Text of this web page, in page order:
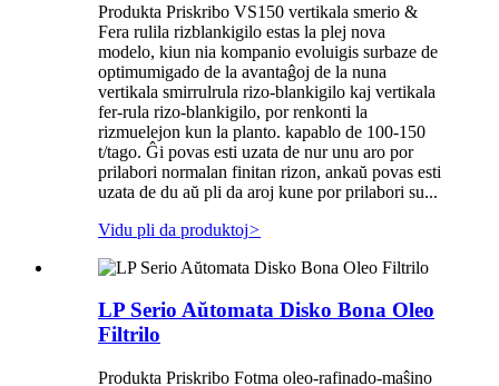
Produkta Priskribo VS150 vertikala smerio &
Fera rulila rizblankigilo estas la plej nova
modelo, kiun nia kompanio evoluigis surbaze de
optimumigado de la avantaĝoj de la nuna
vertikala smirrulrula rizo-blankigilo kaj vertikala
fer-rula rizo-blankigilo, por renkonti la
rizmuelejon kun la planto. kapablo de 100-150
t/tago. Ĝi povas esti uzata de nur unu aro por
prilabori normalan finitan rizon, ankaŭ povas esti
uzata de du aŭ pli da aroj kune por prilabori su...
Vidu pli da produktoj>
LP Serio Aŭtomata Disko Bona Oleo
Filtrilo
Produkta Priskribo Fotma oleo-rafinado-maŝino